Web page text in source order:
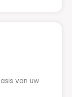
van uw